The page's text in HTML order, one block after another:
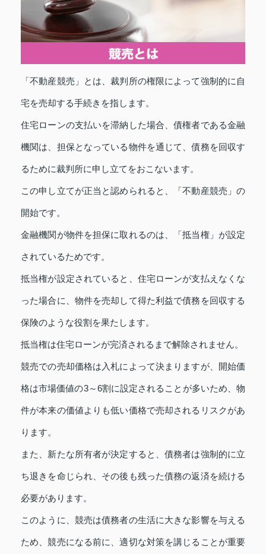
「不動産競売」とは、裁判所の権限によって強制的に自
宅を売却する手続きを指します。
住宅ローンの支払いを滞納した場合、債権者である金融
機関は、担保となっている物件を通じて、債務を回収す
るために裁判所に申し立てをおこないます。
この申し立てが正当と認められると、「不動産競売」の
開始です。
金融機関が物件を担保に取れるのは、「抵当権」が設定
されているためです。
抵当権が設定されていると、住宅ローンが支払えなくな
った場合に、物件を売却して得た利益で債務を回収する
保険のような役割を果たします。
抵当権は住宅ローンが完済されるまで解除されません。
競売での売却価格は入札によって決まりますが、開始価
格は市場価値の3～6割に設定されることが多いため、物
件が本来の価値よりも低い価格で売却されるリスクがあ
ります。
また、新たな所有者が決定すると、債務者は強制的に立
ち退きを命じられ、その後も残った債務の返済を続ける
必要があります。
このように、競売は債務者の生活に大きな影響を与える
ため、競売になる前に、適切な対策を講じることが重要